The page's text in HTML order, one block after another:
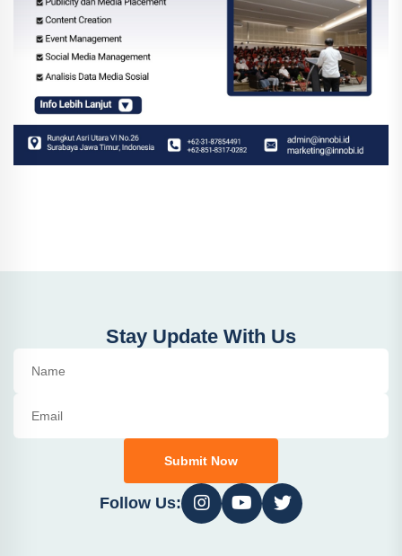
Stay Update With Us
Submit Now
Follow Us: